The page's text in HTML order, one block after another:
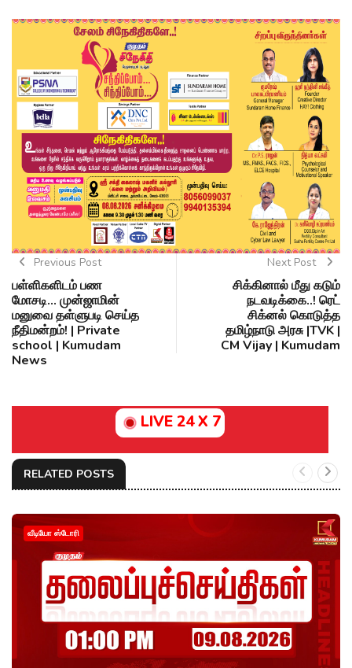
Previous Post
பள்ளிகளிடம் பண
மோசடி... முன்ஜாமின்
மனுவை தள்ளுபடி செய்த
நீதிமன்றம்! | Private
school | Kumudam
News
Next Post
சிக்கினால் மீது கடும்
நடவடிக்கை..! ரெட்
சிக்னல் கொடுத்த
தமிழ்நாடு அரசு |TVK |
CM Vijay | Kumudam
LIVE 24 X 7
RELATED POSTS
வீடியோ ஸ்டோரி